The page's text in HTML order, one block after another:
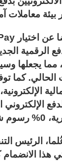
بيئة
مما يجعلها
الحالي. كما
الرئيس
هذا